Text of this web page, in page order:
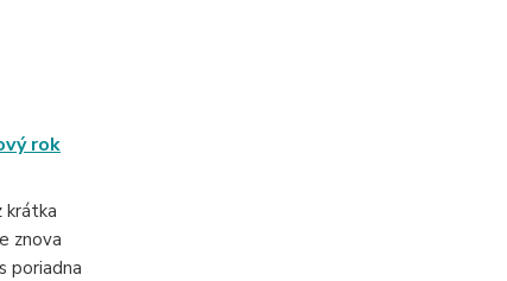
rok
krátka
znova
poriadna